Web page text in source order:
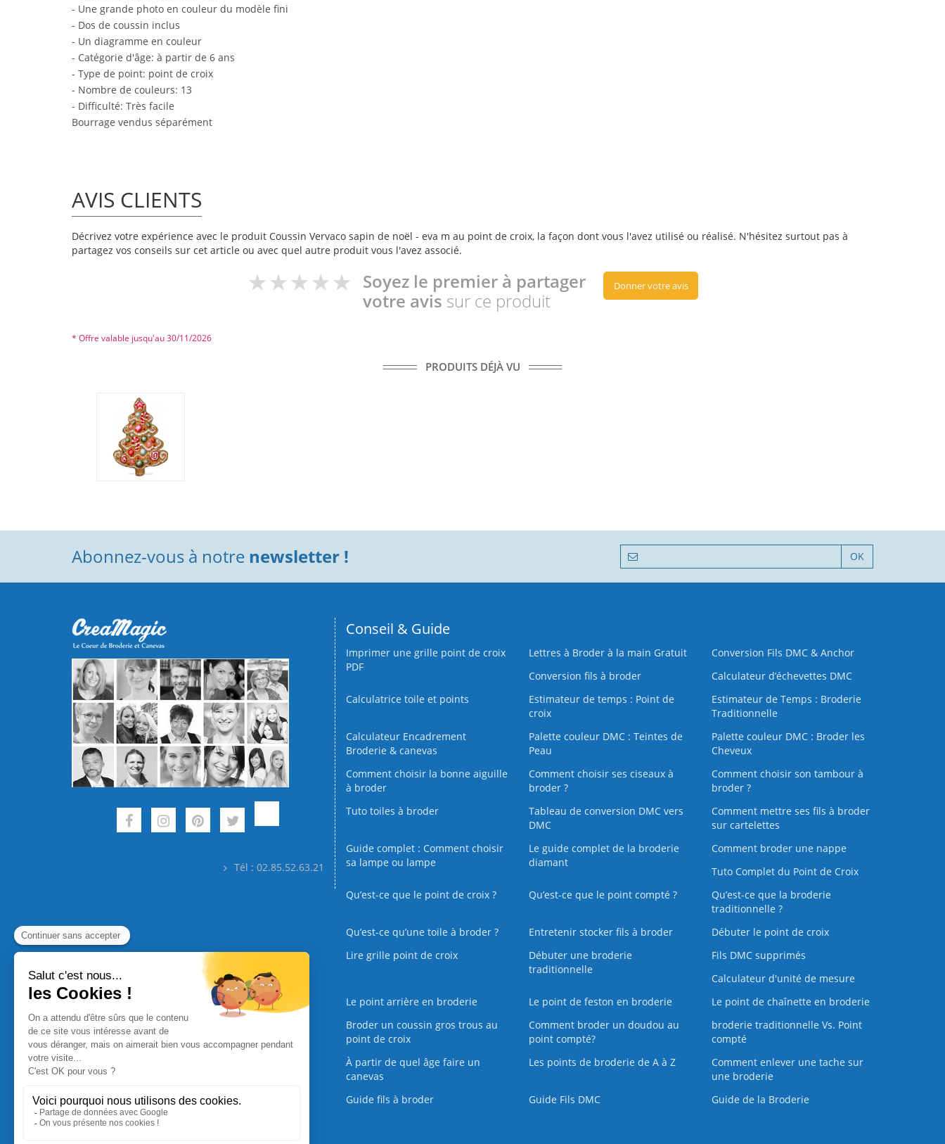
- Une grande photo en couleur du modèle fini
- Dos de coussin inclus
- Un diagramme en couleur
- Catégorie d'âge: à partir de 6 ans
- Type de point: point de croix
- Nombre de couleurs: 13
- Difficulté: Très facile
Bourrage vendus séparément
AVIS CLIENTS
Décrivez votre expérience avec le produit Coussin Vervaco sapin de noël - eva m au point de croix, la façon dont vous l'avez utilisé ou réalisé. N'hésitez surtout pas à
partagez vos conseils sur cet article ou avec quel autre produit vous l'avez associé.
Soyez le premier à partager
votre avis sur ce produit
Donner votre avis
* Offre valable jusqu'au 30/11/2026
PRODUITS DÉJÀ VU
Abonnez-vous à notre newsletter ! OK
Tél : 02.85.52.63.21
Conseil & Guide
Imprimer une grille point de croix
PDF
Lettres à Broder à la main Gratuit
Conversion Fils DMC & Anchor
Conversion fils à broder
Calculateur d’échevettes DMC
Calculatrice toile et points
Estimateur de temps : Point de
croix
Estimateur de Temps : Broderie
Traditionnelle
Calculateur Encadrement
Broderie & canevas
Palette couleur DMC : Teintes de
Peau
Palette couleur DMC : Broder les
Cheveux
Comment choisir la bonne aiguille
à broder
Comment choisir ses ciseaux à
broder ?
Comment choisir son tambour à
broder ?
Tuto toiles à broder
Tableau de conversion DMC vers
DMC
Comment mettre ses fils à broder
sur cartelettes
Guide complet : Comment choisir
sa lampe ou lampe
Le guide complet de la broderie
diamant
Comment broder une nappe
Tuto Complet du Point de Croix
Qu’est-ce que le point de croix ?
Qu’est-ce que le point compté ?
Qu’est-ce que la broderie
traditionnelle ?
Qu’est‑ce qu’une toile à broder ?
Entretenir stocker fils à broder
Débuter le point de croix
Lire grille point de croix
Débuter une broderie
traditionnelle
Fils DMC supprimés
Calculateur d'unité de mesure
Le point arrière en broderie
Le point de feston en broderie
Le point de chaînette en broderie
Broder un coussin gros trous au
point de croix
Comment broder un doudou au
point compté?
broderie traditionnelle Vs. Point
compté
À partir de quel âge faire un
canevas
Les points de broderie de A à Z
Comment enlever une tache sur
une broderie
Guide fils à broder
Guide Fils DMC Guide de la Broderie